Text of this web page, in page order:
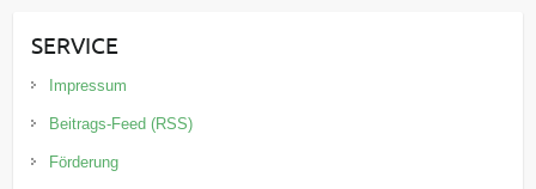
SERVICE
Impressum
Beitrags-Feed (RSS)
Förderung